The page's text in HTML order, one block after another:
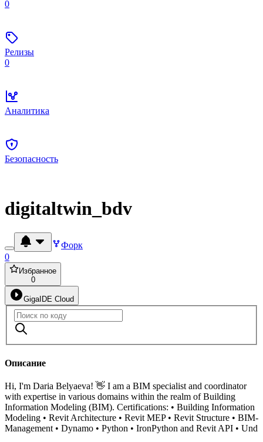
0
Релизы
0
Аналитика
Безопасность
digitaltwin_bdv
Форк
0
Избранное
0
GigaIDE Cloud
Описание
Hi, I'm Daria Belyaeva! 👋 I am a BIM specialist and coordinator
with expertise in various domains within the realm of Building
Information Modeling (BIM). Certifications: • Building Information
Modeling • Revit Architecture • Revit MEP • Revit Structure • BIM-
Management • Dynamo • Python • IronPython and Revit API • Und